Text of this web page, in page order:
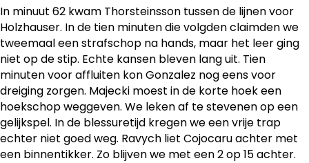
In minuut 62 kwam Thorsteinsson tussen de lijnen voor
Holzhauser. In de tien minuten die volgden claimden we
tweemaal een strafschop na hands, maar het leer ging
niet op de stip. Echte kansen bleven lang uit. Tien
minuten voor affluiten kon Gonzalez nog eens voor
dreiging zorgen. Majecki moest in de korte hoek een
hoekschop weggeven. We leken af te stevenen op een
gelijkspel. In de blessuretijd kregen we een vrije trap
echter niet goed weg. Ravych liet Cojocaru achter met
een binnentikker. Zo blijven we met een 2 op 15 achter.